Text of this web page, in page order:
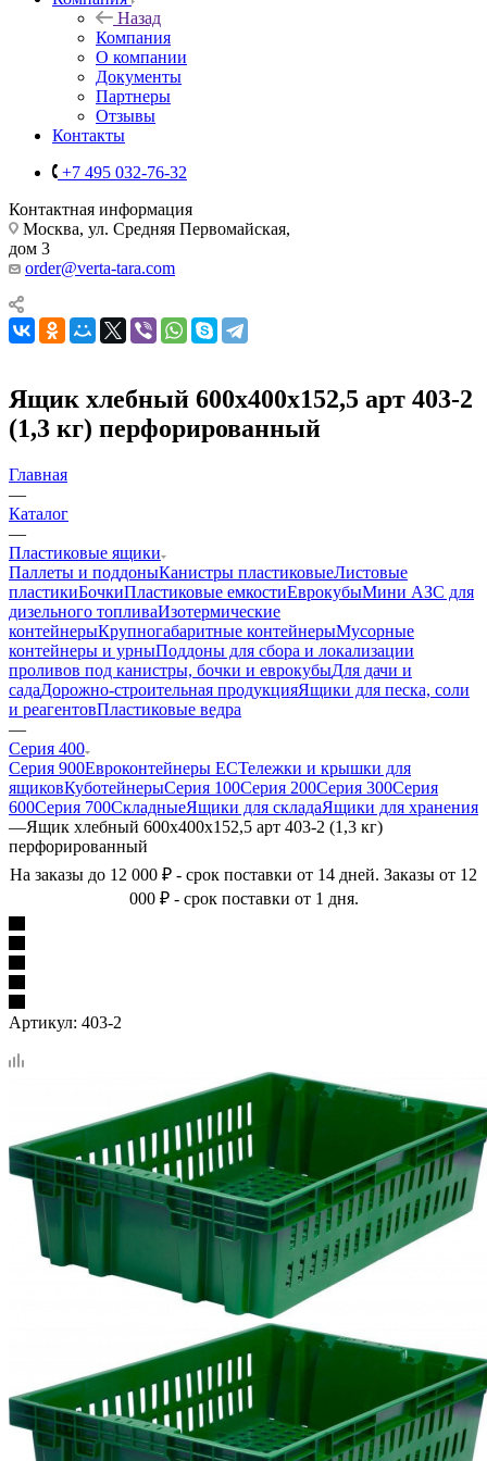
Назад
Компания
О компании
Документы
Партнеры
Отзывы
Контакты
+7 495 032-76-32
Контактная информация
Москва, ул. Средняя Первомайская,
дом 3
order@verta-tara.com
Ящик хлебный 600х400х152,5 арт 403-2
(1,3 кг) перфорированный
Главная
—
Каталог
—
Пластиковые ящики
Паллеты и поддоныКанистры пластиковыеЛистовые
пластикиБочкиПластиковые емкостиЕврокубыМини АЗС для
дизельного топливаИзотермические
контейнерыКрупногабаритные контейнерыМусорные
контейнеры и урныПоддоны для сбора и локализации
проливов под канистры, бочки и еврокубыДля дачи и
садаДорожно-строительная продукцияЯщики для песка, соли
и реагентовПластиковые ведра
—
Серия 400
Серия 900Евроконтейнеры ЕСТележки и крышки для
ящиковКуботейнерыСерия 100Серия 200Серия 300Серия
600Серия 700СкладныеЯщики для складаЯщики для хранения
—Ящик хлебный 600х400х152,5 арт 403-2 (1,3 кг)
перфорированный
На заказы до 12 000 ₽ - срок поставки от 14 дней. Заказы от 12
000 ₽ - срок поставки от 1 дня.
Артикул: 403-2